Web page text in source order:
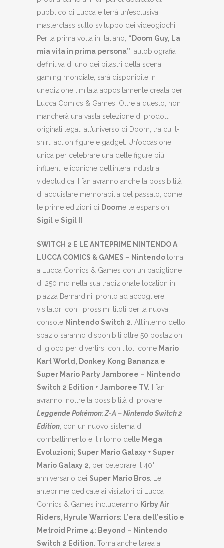
pubblico di Lucca e terrà un’esclusiva
masterclass sullo sviluppo dei videogiochi.
Per la prima volta in italiano, “Doom Guy, La
mia vita in prima persona” , autobiografia
definitiva di uno dei pilastri della scena
gaming mondiale, sarà disponibile in
un’edizione limitata appositamente creata per
Lucca Comics & Games. Oltre a questo, non
mancherà una vasta selezione di prodotti
originali legati all’universo di Doom, tra cui t-
shirt, action figure e gadget. Un’occasione
unica per celebrare una delle figure più
influenti e iconiche dell’intera industria
videoludica. I fan avranno anche la possibilità
di acquistare memorabilia del passato, come
le prime edizioni di Doome le espansioni
Sigil e Sigil II
SWITCH 2 E LE ANTEPRIME NINTENDO A
LUCCA COMICS & GAMES – Nintendotorna
a Lucca Comics & Games con un padiglione
di 250 mq nella sua tradizionale location in
piazza Bernardini, pronto ad accogliere i
visitatori con i prossimi titoli per la nuova
console Nintendo Switch 2 . All’interno dello
spazio saranno disponibili oltre 50 postazioni
di gioco per divertirsi con titoli come Mario
Kart World, Donkey Kong Bananza e
Super Mario Party Jamboree – Nintendo
Switch 2 Edition + Jamboree TV. I fan
avranno inoltre la possibilità di provare
Leggende Pokémon: Z-A – Nintendo Switch 2
Edition , con un nuovo sistema di
combattimento e il ritorno delle Mega
Evoluzioni; Super Mario Galaxy + Super
Mario Galaxy 2 , per celebrare il 40°
anniversario dei Super Mario Bros . Le
anteprime dedicate ai visitatori di Lucca
Comics & Games includeranno Kirby Air
Riders, Hyrule Warriors: L’era dell’esilio e
Metroid Prime 4: Beyond – Nintendo
Switch 2 Edition . Torna anche l’area a